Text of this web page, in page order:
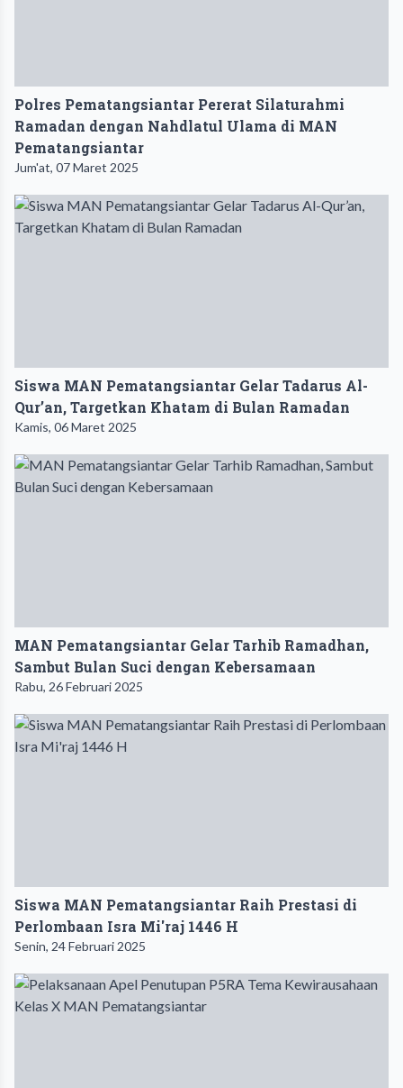
Polres Pematangsiantar Pererat Silaturahmi
Ramadan dengan Nahdlatul Ulama di MAN
Pematangsiantar
Jum'at, 07 Maret 2025
Siswa MAN Pematangsiantar Gelar Tadarus Al-
Qur’an, Targetkan Khatam di Bulan Ramadan
Kamis, 06 Maret 2025
MAN Pematangsiantar Gelar Tarhib Ramadhan,
Sambut Bulan Suci dengan Kebersamaan
Rabu, 26 Februari 2025
Siswa MAN Pematangsiantar Raih Prestasi di
Perlombaan Isra Mi'raj 1446 H
Senin, 24 Februari 2025